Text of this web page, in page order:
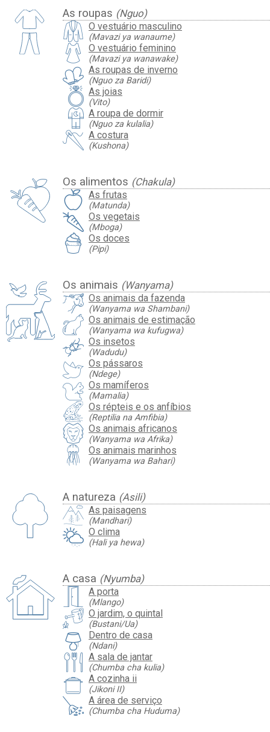
As roupas (Nguo)
O vestuário masculino
(Mavazi ya wanaume)
O vestuário feminino
(Mavazi ya wanawake)
As roupas de inverno
(Nguo za Baridi)
As joias
(Vito)
A roupa de dormir
(Nguo za kulalia)
A costura
(Kushona)
Os alimentos (Chakula)
As frutas
(Matunda)
Os vegetais
(Mboga)
Os doces
(Pipi)
Os animais (Wanyama)
Os animais da fazenda
(Wanyama wa Shambani)
Os animais de estimação
(Wanyama wa kufugwa)
Os insetos
(Wadudu)
Os pássaros
(Ndege)
Os mamíferos
(Mamalia)
Os répteis e os anfíbios
(Reptilia na Amfibia)
Os animais africanos
(Wanyama wa Afrika)
Os animais marinhos
(Wanyama wa Bahari)
A natureza (Asili)
As paisagens
(Mandhari)
O clima
(Hali ya hewa)
A casa (Nyumba)
A porta
(Mlango)
O jardim, o quintal
(Bustani/Ua)
Dentro de casa
(Ndani)
A sala de jantar
(Chumba cha kulia)
A cozinha ii
(Jikoni II)
A área de serviço
(Chumba cha Huduma)